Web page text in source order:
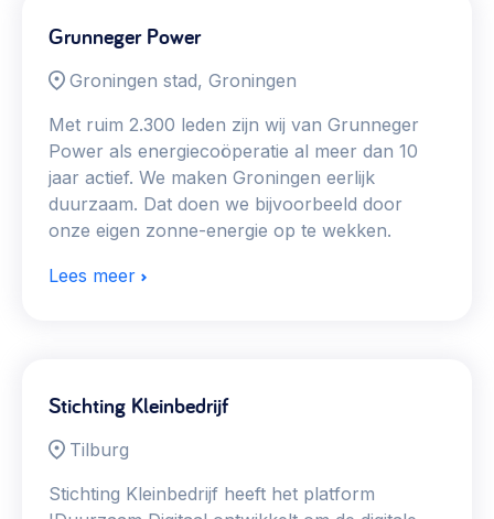
Grunneger Power
Groningen stad, Groningen
Met ruim 2.300 leden zijn wij van Grunneger
Power als energiecoöperatie al meer dan 10
jaar actief. We maken Groningen eerlijk
duurzaam. Dat doen we bijvoorbeeld door
onze eigen zonne-energie op te wekken.
Lees meer
Stichting Kleinbedrijf
Tilburg
Stichting Kleinbedrijf heeft het platform